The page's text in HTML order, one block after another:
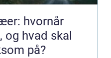
hvornår
hvad skal
på?